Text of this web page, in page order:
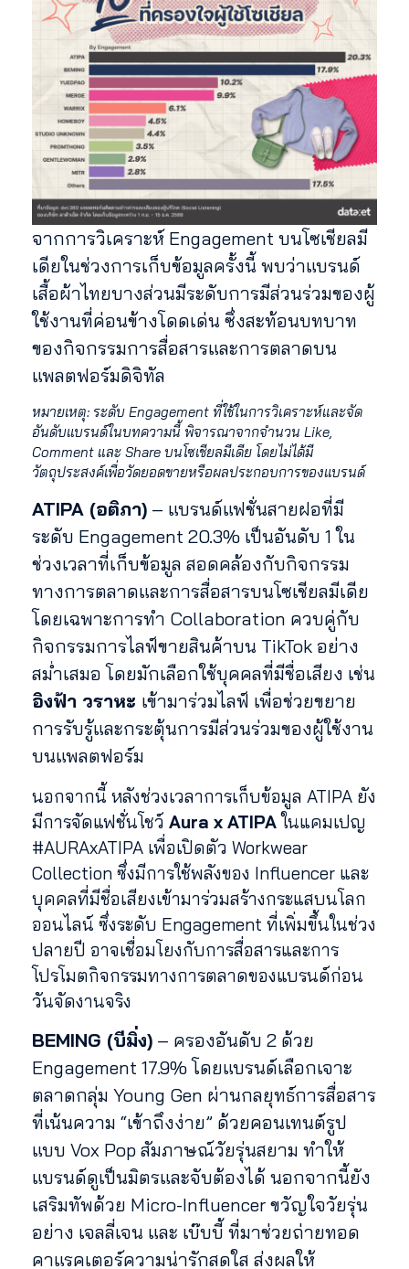
จากการวิเคราะห์ Engagement บนโซเชียลมี
เดียในช่วงการเก็บข้อมูลครั้งนี้ พบว่าแบรนด์
เสื้อผ้าไทยบางส่วนมีระดับการมีส่วนร่วมของผู้
ใช้งานที่ค่อนข้างโดดเด่น ซึ่งสะท้อนบทบาท
ของกิจกรรมการสื่อสารและการตลาดบน
แพลตฟอร์มดิจิทัล
หมายเหตุ: ระดับ Engagement ที่ใช้ในการวิเคราะห์และจัด
อันดับแบรนด์ในบทความนี้ พิจารณาจากจำนวน Like,
Comment และ Share บนโซเชียลมีเดีย โดยไม่ได้มี
วัตถุประสงค์เพื่อวัดยอดขายหรือผลประกอบการของแบรนด์
ATIPA (อติภา) – แบรนด์แฟชั่นสายฝอที่มี
ระดับ Engagement 20.3% เป็นอันดับ 1 ใน
ช่วงเวลาที่เก็บข้อมูล สอดคล้องกับกิจกรรม
ทางการตลาดและการสื่อสารบนโซเชียลมีเดีย
โดยเฉพาะการทำ Collaboration ควบคู่กับ
กิจกรรมการไลฟ์ขายสินค้าบน TikTok อย่าง
สม่ำเสมอ โดยมักเลือกใช้บุคคลที่มีชื่อเสียง เช่น
อิงฟ้า วราหะ เข้ามาร่วมไลฟ์ เพื่อช่วยขยาย
การรับรู้และกระตุ้นการมีส่วนร่วมของผู้ใช้งาน
บนแพลตฟอร์ม
นอกจากนี้ หลังช่วงเวลาการเก็บข้อมูล ATIPA ยัง
มีการจัดแฟชั่นโชว์ Aura x ATIPAในแคมเปญ
#AURAxATIPA เพื่อเปิดตัว Workwear
Collection ซึ่งมีการใช้พลังของ Influencer และ
บุคคลที่มีชื่อเสียงเข้ามาร่วมสร้างกระแสบนโลก
ออนไลน์ ซึ่งระดับ Engagement ที่เพิ่มขึ้นในช่วง
ปลายปี อาจเชื่อมโยงกับการสื่อสารและการ
โปรโมตกิจกรรมทางการตลาดของแบรนด์ก่อน
วันจัดงานจริง
BEMING (บีมิ่ง) – ครองอันดับ 2 ด้วย
Engagement 17.9% โดยแบรนด์เลือกเจาะ
ตลาดกลุ่ม Young Gen ผ่านกลยุทธ์การสื่อสาร
ที่เน้นความ “เข้าถึงง่าย” ด้วยคอนเทนต์รูป
แบบ Vox Pop สัมภาษณ์วัยรุ่นสยาม ทำให้
แบรนด์ดูเป็นมิตรและจับต้องได้ นอกจากนี้ยัง
เสริมทัพด้วย Micro-Influencer ขวัญใจวัยรุ่น
อย่าง เจลลี่เจน และ เบ๊บบี้ ที่มาช่วยถ่ายทอด
คาแรคเตอร์ความน่ารักสดใส ส่งผลให้